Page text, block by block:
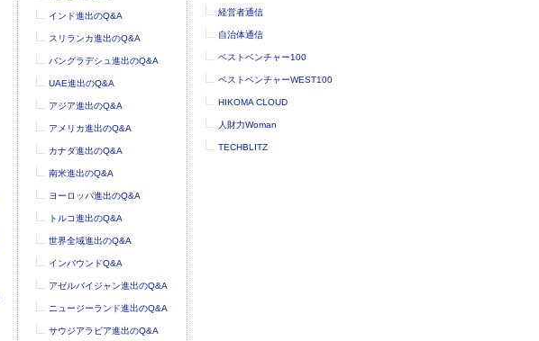
インド進出のQ&A
スリランカ進出のQ&A
バングラデシュ進出のQ&A
UAE進出のQ&A
アジア進出のQ&A
アメリカ進出のQ&A
カナダ進出のQ&A
南米進出のQ&A
ヨーロッパ進出のQ&A
トルコ進出のQ&A
世界全域進出のQ&A
インバウンドQ&A
アゼルバイジャン進出のQ&A
ニュージーランド進出のQ&A
サウジアラビア進出のQ&A
経営者通信
自治体通信
ベストベンチャー100
ベストベンチャーWEST100
HIKOMA CLOUD
人財力Woman
TECHBLITZ